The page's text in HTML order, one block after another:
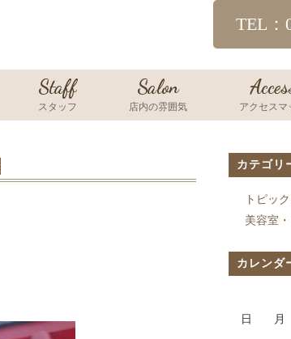
TEL：
Staff
スタッフ
Salon
店内の雰囲気 アクセスマ
カテゴリ
トピッ
美容室
カレンダ
日
月